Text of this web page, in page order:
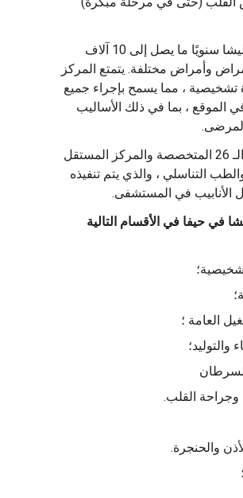
تستقبل مستشفى إليشا سنويًا ما يصل إلى 10 آلاف
وأمراض مختلفة. يتمتع المركز
تشخيصية ، مما يسمح بإجراء جميع
الموقع ، بما في ذلك الأساليب
يتم تشغيل الأقسام الـ 26 المتخصصة والمركز المستقل
التناسلي ، والذي يتم تنفيذه
الأنابيب في المستشفى.
في حيفا في الأقسام التالية
العامة ؛
والتوليد؛
القلب.
والحنجرة.